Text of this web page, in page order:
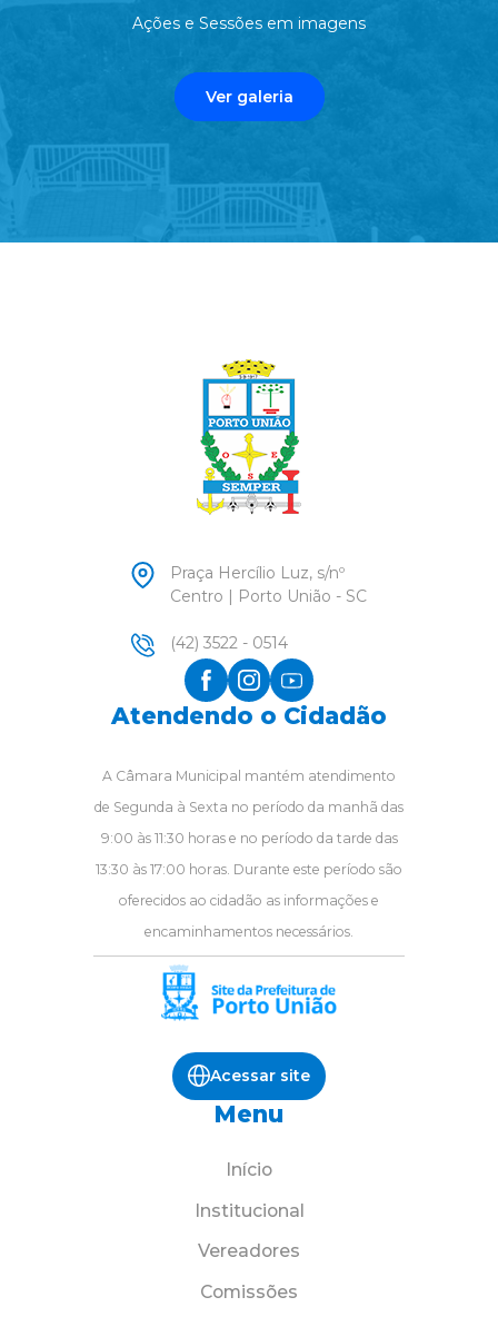
Ações e Sessões em imagens
Ver galeria
Praça Hercílio Luz, s/nº
Centro | Porto União - SC
(42) 3522 - 0514
Atendendo o Cidadão
A Câmara Municipal mantém atendimento
de Segunda à Sexta no período da manhã das
9:00 às 11:30 horas e no período da tarde das
13:30 às 17:00 horas. Durante este período são
oferecidos ao cidadão as informações e
encaminhamentos necessários.
Acessar site
Menu
Início
Institucional
Vereadores
Comissões